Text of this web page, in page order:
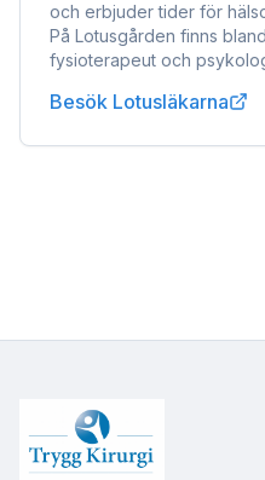
och erbjuder tider för
På Lotusgården finns
fysioterapeut och
Besök Lotusläkarna